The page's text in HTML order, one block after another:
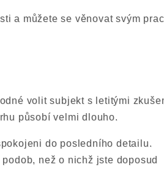
a můžete se věnovat svým
volit subjekt s letitými
působí velmi dlouho.
do posledního detailu.
než o nichž jste doposud